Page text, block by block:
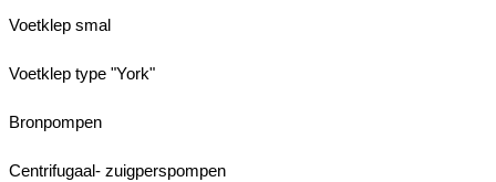
Voetklep smal
Voetklep type "York"
Bronpompen
Centrifugaal- zuigperspompen